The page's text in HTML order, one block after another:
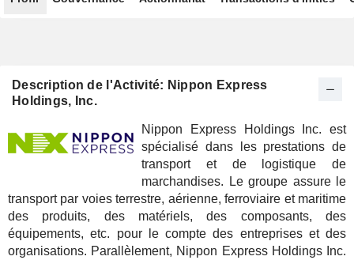
Description de l'Activité: Nippon Express
Holdings, Inc.
Nippon Express Holdings Inc. est
spécialisé dans les prestations de
transport et de logistique de
marchandises. Le groupe assure le
transport par voies terrestre, aérienne, ferroviaire et maritime
des produits, des matériels, des composants, des
équipements, etc. pour le compte des entreprises et des
organisations. Parallèlement, Nippon Express Holdings Inc.